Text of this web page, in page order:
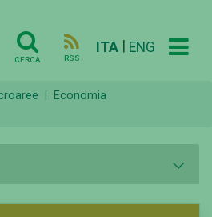
CERCA RSS
ITA ENG
Economia